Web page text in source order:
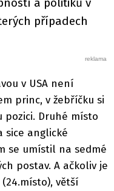
případech
v USA není
princ, v žebříčku si
pozici. Druhé místo
sice anglické
se umístil na sedmé
postav. A ačkoliv je
větší